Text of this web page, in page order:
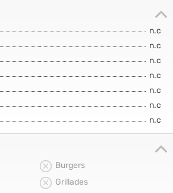
n.c
n.c
n.c
n.c
n.c
n.c
n.c
Burgers
Grillades